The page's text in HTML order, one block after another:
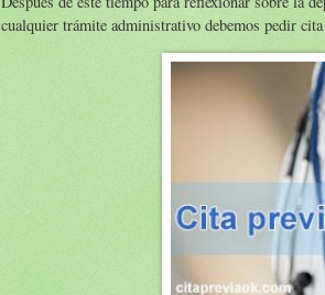
cualquier trámite administrativo debemos pedir